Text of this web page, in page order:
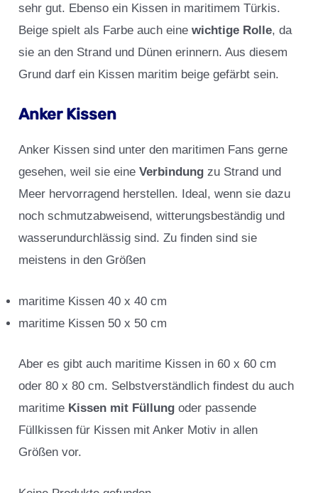
sehr gut. Ebenso ein Kissen in maritimem Türkis.
Beige spielt als Farbe auch eine wichtige Rolle, da
sie an den Strand und Dünen erinnern. Aus diesem
Grund darf ein Kissen maritim beige gefärbt sein.
Anker Kissen
Anker Kissen sind unter den maritimen Fans gerne
gesehen, weil sie eineVerbindungzu Strand und
Meer hervorragend herstellen. Ideal, wenn sie dazu
noch schmutzabweisend, witterungsbeständig und
wasserundurchlässig sind. Zu finden sind sie
meistens in den Größen
maritime Kissen 40 x 40 cm
maritime Kissen 50 x 50 cm
Aber es gibt auch maritime Kissen in 60 x 60 cm
oder 80 x 80 cm. Selbstverständlich findest du auch
maritime Kissen mit Füllung oder passende
Füllkissen für Kissen mit Anker Motiv in allen
Größen vor.